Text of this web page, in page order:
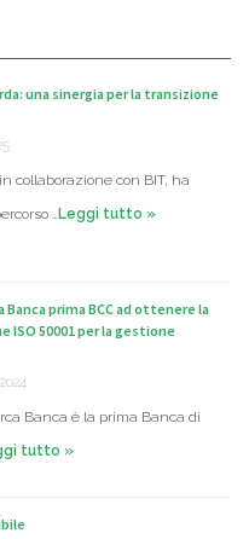
una sinergia per la transizione
collaborazione con BIT, ha
…Leggi tutto »
Banca prima BCC ad ottenere la
ISO 50001 per la gestione
Banca è la prima Banca di
tutto »